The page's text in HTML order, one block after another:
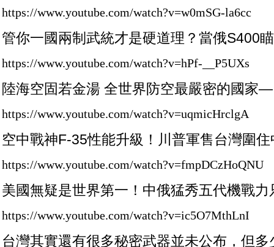
https://www.youtube.com/watch?v=w0mSG-la6cc
管你一國兩制武統才是硬道理？當俄S400
https://www.youtube.com/watch?v=hPf-__P5UXs
陸海空固若金湯 全世界防空最嚴密的國家
https://www.youtube.com/watch?v=uqmicHrclgA
空中戰神F-35性能升級！川普軍售台灣圍
https://www.youtube.com/watch?v=fmpDCzHoQNU
美國無疑是世界第一！中俄猛秀五代機戰力
https://www.youtube.com/watch?v=ic5O7MthLnI
台灣其實還有很多秘密武器並未公布，但